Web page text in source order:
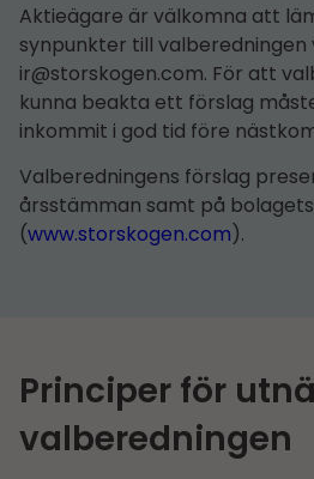
Aktieägare är välkomna att
synpunkter till
ir@storskogen.com. För att
kunna beakta ett förslag
inkommit i god tid före
Valberedningens förslag
årsstämman samt på
(www.storskogen.com).
Principer för
valberedningen